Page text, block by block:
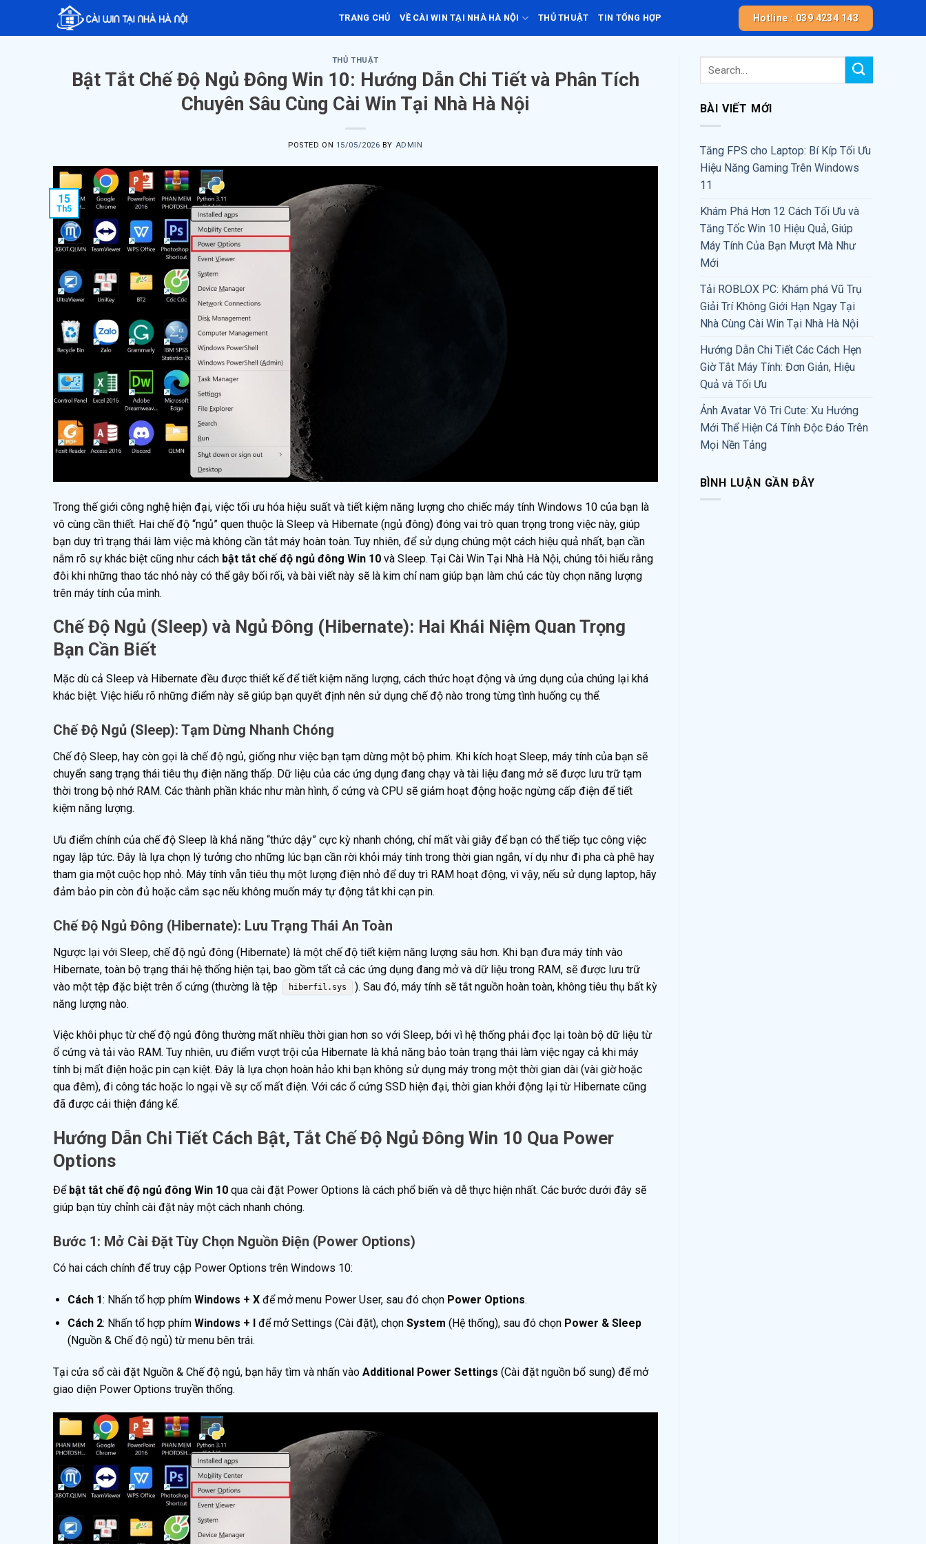
TRANG CHỦ VỀ CÀI WIN TẠI NHÀ HÀ NỘI THỦ THUẬT TIN TỔNG HỢP Hotline : 039 4234 143
THỦ THUẬT
Bật Tắt Chế Độ Ngủ Đông Win 10: Hướng Dẫn Chi Tiết và Phân Tích
Chuyên Sâu Cùng Cài Win Tại Nhà Hà Nội
POSTED ON 15/05/2026 BY ADMIN
15
Th5
Trong thế giới công nghệ hiện đại, việc tối ưu hóa hiệu suất và tiết kiệm năng lượng cho chiếc máy tính Windows 10 của bạn là
vô cùng cần thiết. Hai chế độ “ngủ” quen thuộc là Sleep và Hibernate (ngủ đông) đóng vai trò quan trọng trong việc này, giúp
bạn duy trì trạng thái làm việc mà không cần tắt máy hoàn toàn. Tuy nhiên, để sử dụng chúng một cách hiệu quả nhất, bạn cần
nắm rõ sự khác biệt cũng như cách bật tắt chế độ ngủ đông Win 10 và Sleep. Tại Cài Win Tại Nhà Hà Nội, chúng tôi hiểu rằng
đôi khi những thao tác nhỏ này có thể gây bối rối, và bài viết này sẽ là kim chỉ nam giúp bạn làm chủ các tùy chọn năng lượng
trên máy tính của mình.
Chế Độ Ngủ (Sleep) và Ngủ Đông (Hibernate): Hai Khái Niệm Quan Trọng
Bạn Cần Biết
Mặc dù cả Sleep và Hibernate đều được thiết kế để tiết kiệm năng lượng, cách thức hoạt động và ứng dụng của chúng lại khá
khác biệt. Việc hiểu rõ những điểm này sẽ giúp bạn quyết định nên sử dụng chế độ nào trong từng tình huống cụ thể.
Chế Độ Ngủ (Sleep): Tạm Dừng Nhanh Chóng
Chế độ Sleep, hay còn gọi là chế độ ngủ, giống như việc bạn tạm dừng một bộ phim. Khi kích hoạt Sleep, máy tính của bạn sẽ
chuyển sang trạng thái tiêu thụ điện năng thấp. Dữ liệu của các ứng dụng đang chạy và tài liệu đang mở sẽ được lưu trữ tạm
thời trong bộ nhớ RAM. Các thành phần khác như màn hình, ổ cứng và CPU sẽ giảm hoạt động hoặc ngừng cấp điện để tiết
kiệm năng lượng.
Ưu điểm chính của chế độ Sleep là khả năng “thức dậy” cực kỳ nhanh chóng, chỉ mất vài giây để bạn có thể tiếp tục công việc
ngay lập tức. Đây là lựa chọn lý tưởng cho những lúc bạn cần rời khỏi máy tính trong thời gian ngắn, ví dụ như đi pha cà phê hay
tham gia một cuộc họp nhỏ. Máy tính vẫn tiêu thụ một lượng điện nhỏ để duy trì RAM hoạt động, vì vậy, nếu sử dụng laptop, hãy
đảm bảo pin còn đủ hoặc cắm sạc nếu không muốn máy tự động tắt khi cạn pin.
Chế Độ Ngủ Đông (Hibernate): Lưu Trạng Thái An Toàn
Ngược lại với Sleep, chế độ ngủ đông (Hibernate) là một chế độ tiết kiệm năng lượng sâu hơn. Khi bạn đưa máy tính vào
Hibernate, toàn bộ trạng thái hệ thống hiện tại, bao gồm tất cả các ứng dụng đang mở và dữ liệu trong RAM, sẽ được lưu trữ
vào một tệp đặc biệt trên ổ cứng (thường là tệp
hiberfil.sys
). Sau đó, máy tính sẽ tắt nguồn hoàn toàn, không tiêu thụ bất kỳ
năng lượng nào.
Việc khôi phục từ chế độ ngủ đông thường mất nhiều thời gian hơn so với Sleep, bởi vì hệ thống phải đọc lại toàn bộ dữ liệu từ
ổ cứng và tải vào RAM. Tuy nhiên, ưu điểm vượt trội của Hibernate là khả năng bảo toàn trạng thái làm việc ngay cả khi máy
tính bị mất điện hoặc pin cạn kiệt. Đây là lựa chọn hoàn hảo khi bạn không sử dụng máy trong một thời gian dài (vài giờ hoặc
qua đêm), đi công tác hoặc lo ngại về sự cố mất điện. Với các ổ cứng SSD hiện đại, thời gian khởi động lại từ Hibernate cũng
đã được cải thiện đáng kể.
Hướng Dẫn Chi Tiết Cách Bật, Tắt Chế Độ Ngủ Đông Win 10 Qua Power
Options
Để bật tắt chế độ ngủ đông Win 10 qua cài đặt Power Options là cách phổ biến và dễ thực hiện nhất. Các bước dưới đây sẽ
giúp bạn tùy chỉnh cài đặt này một cách nhanh chóng.
Bước 1: Mở Cài Đặt Tùy Chọn Nguồn Điện (Power Options)
Có hai cách chính để truy cập Power Options trên Windows 10:
Cách 1: Nhấn tổ hợp phím Windows + Xđể mở menu Power User, sau đó chọn Power Options.
Cách 2: Nhấn tổ hợp phím Windows + Iđể mở Settings (Cài đặt), chọn System (Hệ thống), sau đó chọn Power & Sleep
(Nguồn & Chế độ ngủ) từ menu bên trái.
Tại cửa sổ cài đặt Nguồn & Chế độ ngủ, bạn hãy tìm và nhấn vào Additional Power Settings (Cài đặt nguồn bổ sung) để mở
giao diện Power Options truyền thống.
BÀI VIẾT MỚI
Tăng FPS cho Laptop: Bí Kíp Tối Ưu
Hiệu Năng Gaming Trên Windows
11
Khám Phá Hơn 12 Cách Tối Ưu và
Tăng Tốc Win 10 Hiệu Quả, Giúp
Máy Tính Của Bạn Mượt Mà Như
Mới
Tải ROBLOX PC: Khám phá Vũ Trụ
Giải Trí Không Giới Hạn Ngay Tại
Nhà Cùng Cài Win Tại Nhà Hà Nội
Hướng Dẫn Chi Tiết Các Cách Hẹn
Giờ Tắt Máy Tính: Đơn Giản, Hiệu
Quả và Tối Ưu
Ảnh Avatar Vô Tri Cute: Xu Hướng
Mới Thể Hiện Cá Tính Độc Đáo Trên
Mọi Nền Tảng
BÌNH LUẬN GẦN ĐÂY